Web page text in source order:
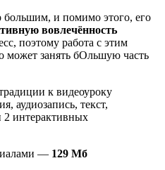
большим, и помимо этого, его
вовлечённость
поэтому работа с этим
может занять бОльшую часть
к видеоуроку
аудиозапись, текст,
2 интерактивных
— 129 Мб